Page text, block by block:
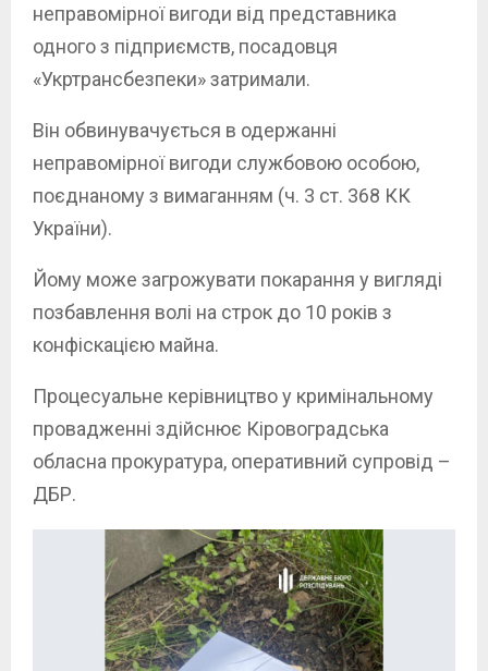
неправомірної вигоди від представника
одного з підприємств, посадовця
«Укртрансбезпеки» затримали.
Він обвинувачується в одержанні
неправомірної вигоди службовою особою,
поєднаному з вимаганням (ч. 3 ст. 368 КК
України).
Йому може загрожувати покарання у вигляді
позбавлення волі на строк до 10 років з
конфіскацією майна.
Процесуальне керівництво у кримінальному
провадженні здійснює Кіровоградська
обласна прокуратура, оперативний супровід –
ДБР.